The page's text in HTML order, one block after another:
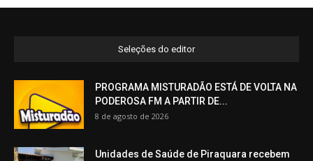
Seleções do editor
PROGRAMA MISTURADÃO ESTÁ DE VOLTA NA
PODEROSA FM A PARTIR DE...
8 de agosto de 2026
Unidades de Saúde de Piraquara recebem